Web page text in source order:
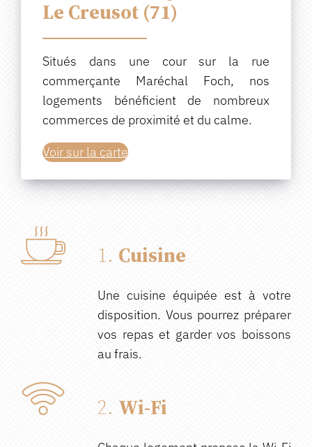
Le Creusot (71)
Situés dans une cour sur la rue
commerçante Maréchal Foch, nos
logements bénéficient de nombreux
commerces de proximité et du calme.
Voir sur la carte
1. Cuisine
Une cuisine équipée est à votre
disposition. Vous pourrez préparer
vos repas et garder vos boissons
au frais.
2. Wi-Fi